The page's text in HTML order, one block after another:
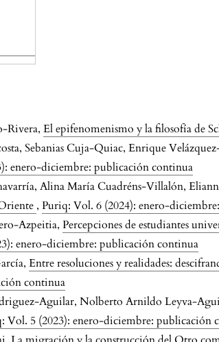
Rivera,El epifenomenismo y la filosofía de
Sebanias Cuja-Quiac, Enrique
enero-diciembre: publicación continua
Alina María Cuadréns-Villalón,
,Puriq: Vol. 6 (2024): enero-
Azpeitia,Percepciones de estudiantes
enero-diciembre: publicación continua
Entre resoluciones y realidades:
continua
Aguilar, Nolberto Arnildo Leyva-
Vol. 5 (2023): enero-diciembre: publicación